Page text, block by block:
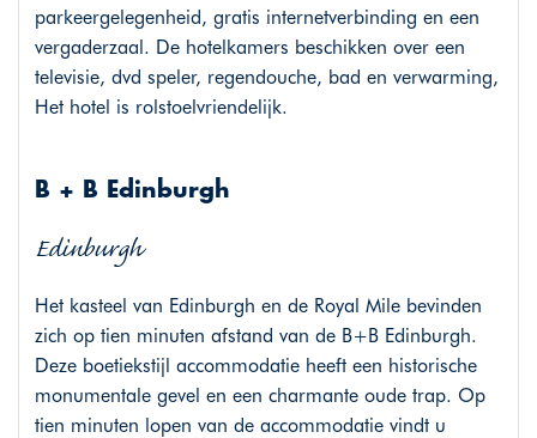
parkeergelegenheid, gratis internetverbinding en een
vergaderzaal. De hotelkamers beschikken over een
televisie, dvd speler, regendouche, bad en verwarming,
Het hotel is rolstoelvriendelijk.
B + B Edinburgh
Edinburgh
Het kasteel van Edinburgh en de Royal Mile bevinden
zich op tien minuten afstand van de B+B Edinburgh.
Deze boetiekstijl accommodatie heeft een historische
monumentale gevel en een charmante oude trap. Op
tien minuten lopen van de accommodatie vindt u